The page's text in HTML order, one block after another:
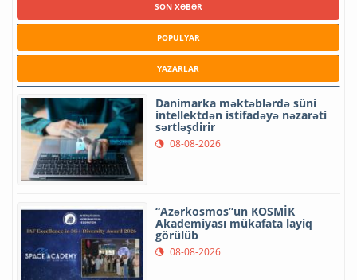
SON XƏBƏR
POPULYAR
YAZARLAR
Danimarka məktəblərdə süni
intellektdən istifadəyə nəzarəti
sərtləşdirir
08-08-2026
“Azərkosmos”un KOSMİK
Akademiyası mükafata layiq
görülüb
08-08-2026